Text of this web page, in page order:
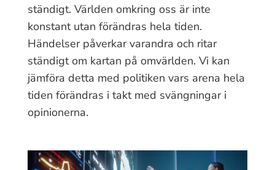
ständigt. Världen omkring oss är inte
konstant utan förändras hela tiden.
Händelser påverkar varandra och ritar
ständigt om kartan på omvärlden. Vi kan
jämföra detta med politiken vars arena hela
tiden förändras i takt med svängningar i
opinionerna.